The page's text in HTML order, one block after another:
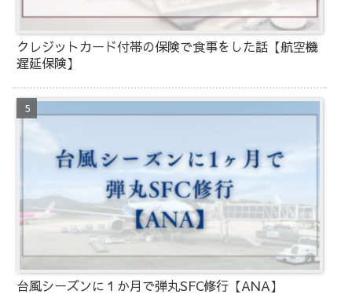
クレジットカード付帯の保険で食事をした話【航空機
遅延保険】
台風シーズンに１か月で弾丸SFC修行【ANA】